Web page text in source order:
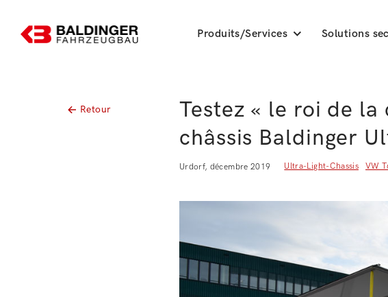
Produits/Services Solutions
Retour
Testez « le roi de
châssis Baldinger
Urdorf, décembre 2019 Ultra-Light-Chassis VW